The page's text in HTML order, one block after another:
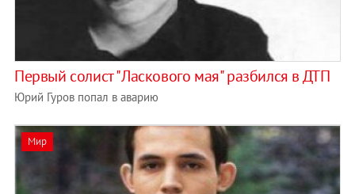
Первый солист "Ласкового мая" разбился в ДТП
Юрий Гуров попал в аварию
Мир